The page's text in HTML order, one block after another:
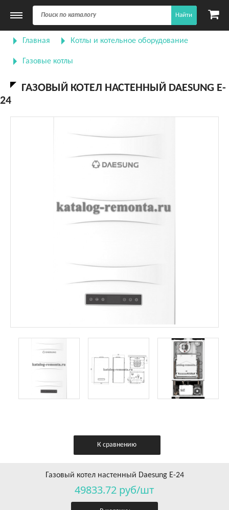
Найти
Главная Котлы и котельное оборудование
Газовые котлы
ГАЗОВЫЙ КОТЕЛ НАСТЕННЫЙ DAESUNG E-
24
К сравнению
Газовый котел настенный Daesung E-24
49833.72 руб/шт